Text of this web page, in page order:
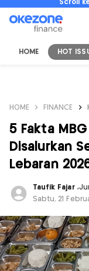
Scroll
HOME HOT
HOME FINANCE
5 Fakta
Disalurkan
Lebaran
Taufik Fajar ,
Sabtu, 21